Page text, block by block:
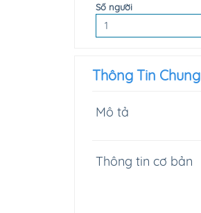
Số người
Thông Tin Chung
Mô tả
Thông tin cơ bản